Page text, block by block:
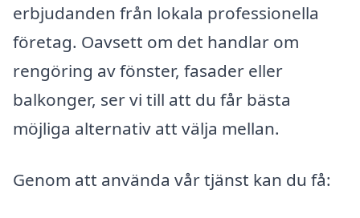
erbjudanden från lokala professionella
företag. Oavsett om det handlar om
rengöring av fönster, fasader eller
balkonger, ser vi till att du får bästa
möjliga alternativ att välja mellan.
Genom att använda vår tjänst kan du få: